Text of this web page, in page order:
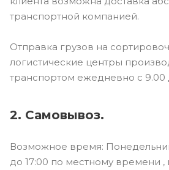
транспортной компанией.
Отправка грузов на
логистические центры
транспортом ежедневно с 9.00
2. Самовывоз.
Возможное время:
до 17:00 по местному времени